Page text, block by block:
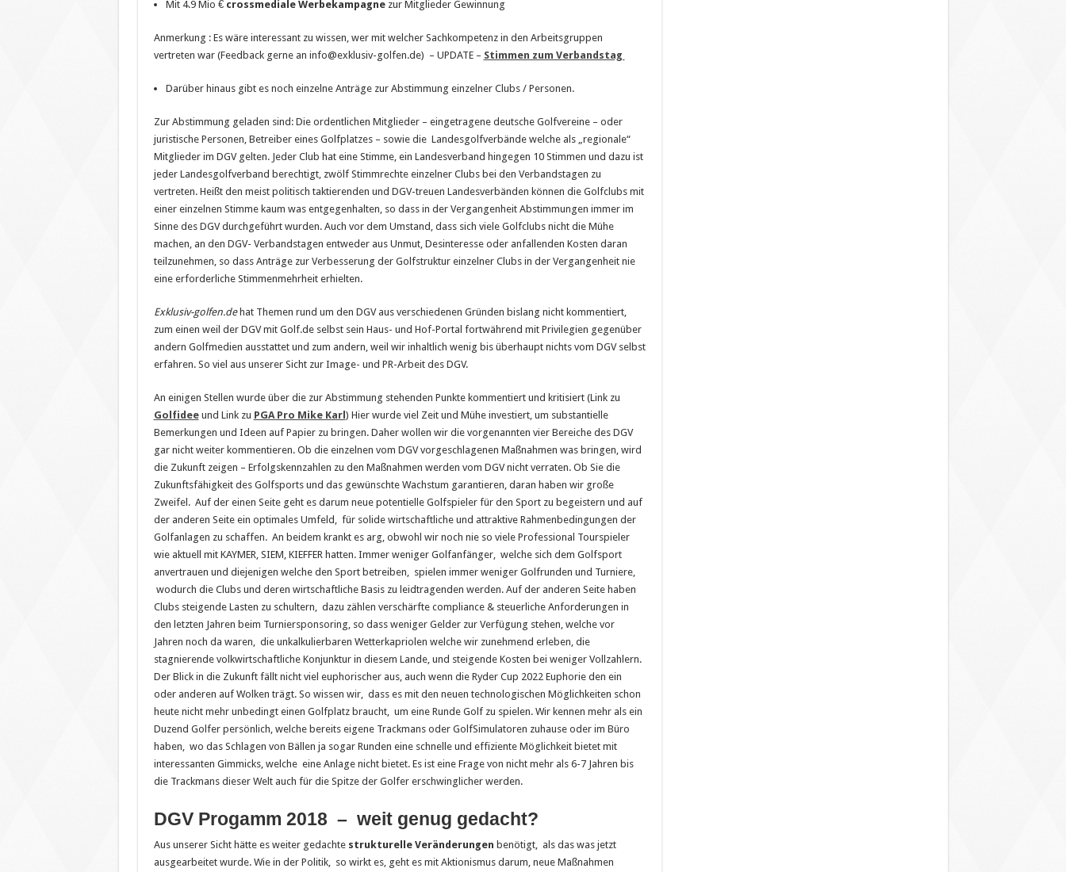
Mit 4.9 Mio € crossmediale Werbekampagnezur Mitglieder Gewinnung
Anmerkung : Es wäre interessant zu wissen, wer mit welcher Sachkompetenz in den Arbeitsgruppen
vertreten war (Feedback gerne an info@exklusiv-golfen.de) – UPDATE – Stimmen zum Verbandstag
Darüber hinaus gibt es noch einzelne Anträge zur Abstimmung einzelner Clubs / Personen.
Zur Abstimmung geladen sind: Die ordentlichen Mitglieder – eingetragene deutsche Golfvereine – oder
juristische Personen, Betreiber eines Golfplatzes – sowie die Landesgolfverbände welche als „regionale“
Mitglieder im DGV gelten. Jeder Club hat eine Stimme, ein Landesverband hingegen 10 Stimmen und dazu ist
jeder Landesgolfverband berechtigt, zwölf Stimmrechte einzelner Clubs bei den Verbandstagen zu
vertreten. Heißt den meist politisch taktierenden und DGV-treuen Landesverbänden können die Golfclubs mit
einer einzelnen Stimme kaum was entgegenhalten, so dass in der Vergangenheit Abstimmungen immer im
Sinne des DGV durchgeführt wurden. Auch vor dem Umstand, dass sich viele Golfclubs nicht die Mühe
machen, an den DGV- Verbandstagen entweder aus Unmut, Desinteresse oder anfallenden Kosten daran
teilzunehmen, so dass Anträge zur Verbesserung der Golfstruktur einzelner Clubs in der Vergangenheit nie
eine erforderliche Stimmenmehrheit erhielten.
Exklusiv-golfen.dehat Themen rund um den DGV aus verschiedenen Gründen bislang nicht kommentiert,
zum einen weil der DGV mit Golf.de selbst sein Haus- und Hof-Portal fortwährend mit Privilegien gegenüber
andern Golfmedien ausstattet und zum andern, weil wir inhaltlich wenig bis überhaupt nichts vom DGV selbst
erfahren. So viel aus unserer Sicht zur Image- und PR-Arbeit des DGV.
An einigen Stellen wurde über die zur Abstimmung stehenden Punkte kommentiert und kritisiert (Link zu
Golfidee und Link zu PGA Pro Mike Karl) Hier wurde viel Zeit und Mühe investiert, um substantielle
Bemerkungen und Ideen auf Papier zu bringen. Daher wollen wir die vorgenannten vier Bereiche des DGV
gar nicht weiter kommentieren. Ob die einzelnen vom DGV vorgeschlagenen Maßnahmen was bringen, wird
die Zukunft zeigen – Erfolgskennzahlen zu den Maßnahmen werden vom DGV nicht verraten. Ob Sie die
Zukunftsfähigkeit des Golfsports und das gewünschte Wachstum garantieren, daran haben wir große
Zweifel. Auf der einen Seite geht es darum neue potentielle Golfspieler für den Sport zu begeistern und auf
der anderen Seite ein optimales Umfeld, für solide wirtschaftliche und attraktive Rahmenbedingungen der
Golfanlagen zu schaffen. An beidem krankt es arg, obwohl wir noch nie so viele Professional Tourspieler
wie aktuell mit KAYMER, SIEM, KIEFFER hatten. Immer weniger Golfanfänger, welche sich dem Golfsport
anvertrauen und diejenigen welche den Sport betreiben, spielen immer weniger Golfrunden und Turniere,
wodurch die Clubs und deren wirtschaftliche Basis zu leidtragenden werden. Auf der anderen Seite haben
Clubs steigende Lasten zu schultern, dazu zählen verschärfte compliance & steuerliche Anforderungen in
den letzten Jahren beim Turniersponsoring, so dass weniger Gelder zur Verfügung stehen, welche vor
Jahren noch da waren, die unkalkulierbaren Wetterkapriolen welche wir zunehmend erleben, die
stagnierende volkwirtschaftliche Konjunktur in diesem Lande, und steigende Kosten bei weniger Vollzahlern.
Der Blick in die Zukunft fällt nicht viel euphorischer aus, auch wenn die Ryder Cup 2022 Euphorie den ein
oder anderen auf Wolken trägt. So wissen wir, dass es mit den neuen technologischen Möglichkeiten schon
heute nicht mehr unbedingt einen Golfplatz braucht, um eine Runde Golf zu spielen. Wir kennen mehr als ein
Duzend Golfer persönlich, welche bereits eigene Trackmans oder GolfSimulatoren zuhause oder im Büro
haben, wo das Schlagen von Bällen ja sogar Runden eine schnelle und effiziente Möglichkeit bietet mit
interessanten Gimmicks, welche eine Anlage nicht bietet. Es ist eine Frage von nicht mehr als 6-7 Jahren bis
die Trackmans dieser Welt auch für die Spitze der Golfer erschwinglicher werden.
DGV Progamm 2018 – weit genug gedacht?
Aus unserer Sicht hätte es weiter gedachte strukturelle Veränderungen benötigt, als das was jetzt
ausgearbeitet wurde. Wie in der Politik, so wirkt es, geht es mit Aktionismus darum, neue Maßnahmen